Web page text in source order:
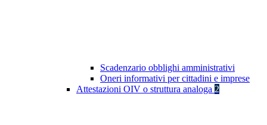
Scadenzario obblighi amministrativi
Oneri informativi per cittadini e imprese
Attestazioni OIV o struttura analoga 2